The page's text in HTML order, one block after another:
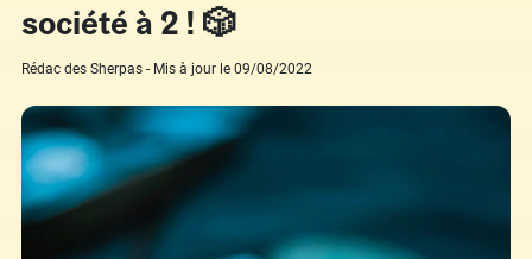
société à 2 ! 🎲
Rédac des Sherpas - Mis à jour le 09/08/2022